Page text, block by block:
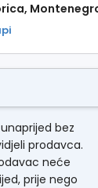
bez
prodavca.
neće
prije nego